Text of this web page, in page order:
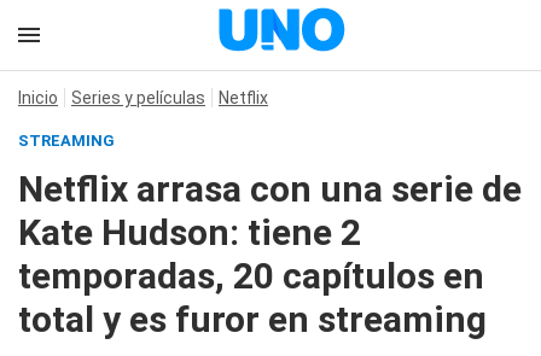
Inicio Series y películas Netflix
STREAMING
Netflix arrasa con una serie de
Kate Hudson: tiene 2
temporadas, 20 capítulos en
total y es furor en streaming